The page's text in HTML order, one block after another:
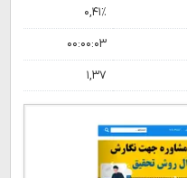
۰,۴۱٪
۰۰:۰۰:۰۳
۱,۳۷